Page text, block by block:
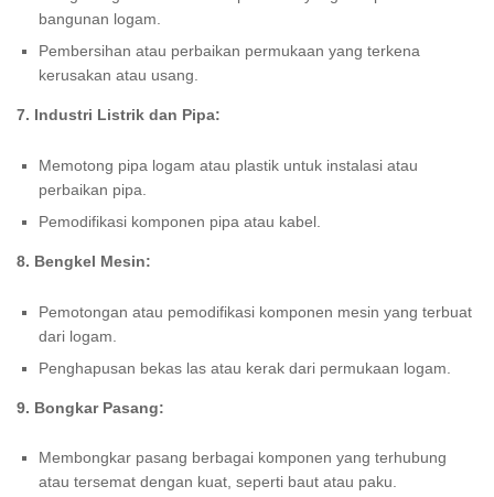
bangunan logam.
Pembersihan atau perbaikan permukaan yang terkena
kerusakan atau usang.
7. Industri Listrik dan Pipa:
Memotong pipa logam atau plastik untuk instalasi atau
perbaikan pipa.
Pemodifikasi komponen pipa atau kabel.
8. Bengkel Mesin:
Pemotongan atau pemodifikasi komponen mesin yang terbuat
dari logam.
Penghapusan bekas las atau kerak dari permukaan logam.
9. Bongkar Pasang:
Membongkar pasang berbagai komponen yang terhubung
atau tersemat dengan kuat, seperti baut atau paku.